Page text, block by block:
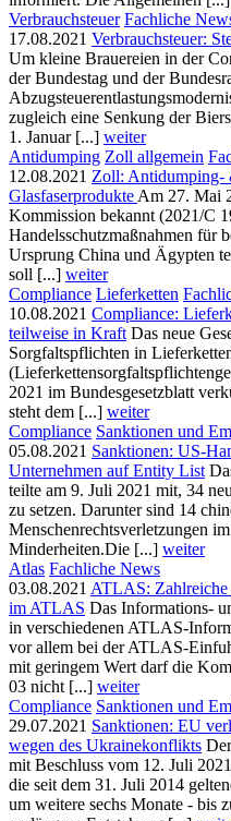
Verbrauchsteuer Fachliche
17.08.2021 Verbrauchsteuer:
Um kleine Brauereien in der
der Bundestag und der
zugleich eine Senkung der
1. Januar [...] weiter
Antidumping Zoll allgemein
12.08.2021 Zoll: Antidumping-
Glasfaserprodukte Am 27. Mai
Kommission bekannt (2021/C
Handelsschutzmaßnahmen für
Ursprung China und Ägypten
soll [...] weiter
Compliance Lieferketten
10.08.2021 Compliance:
teilweise in Kraft Das neue
Sorgfaltspflichten in
2021 im Bundesgesetzblatt
steht dem [...] weiter
Compliance Sanktionen und
05.08.2021 Sanktionen: US-
Unternehmen auf Entity List
teilte am 9. Juli 2021 mit, 34
zu setzen. Darunter sind 14
Menschenrechtsverletzungen
Minderheiten.Die [...] weiter
Atlas Fachliche News
03.08.2021 ATLAS: Zahlreiche
im ATLAS Das Informations-
in verschiedenen ATLAS-
vor allem bei der ATLAS-
mit geringem Wert darf die
03 nicht [...] weiter
Compliance Sanktionen und
29.07.2021 Sanktionen: EU
wegen des Ukrainekonflikts
mit Beschluss vom 12. Juli
die seit dem 31. Juli 2014
um weitere sechs Monate - bis